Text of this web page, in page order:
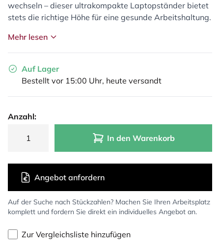
wechseln – dieser ultrakompakte Laptopständer bietet
stets die richtige Höhe für eine gesunde Arbeitshaltung.
Mehr lesen
Auf Lager
Bestellt vor 15:00 Uhr, heute versandt
Anzahl:
In den Warenkorb
Auf der Suche nach Stückzahlen? Machen Sie Ihren Arbeitsplatz
komplett und fordern Sie direkt ein individuelles Angebot an.
Angebot anfordern
Zur Vergleichsliste hinzufügen